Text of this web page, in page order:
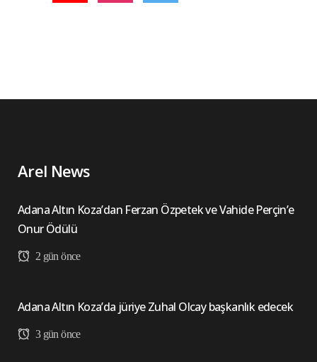
Arel News
Adana Altın Koza’dan Ferzan Özpetek ve Vahide Perçin’e
Onur Ödülü
2 gün önce
Adana Altın Koza’da jüriye Zuhal Olcay başkanlık edecek
3 gün önce